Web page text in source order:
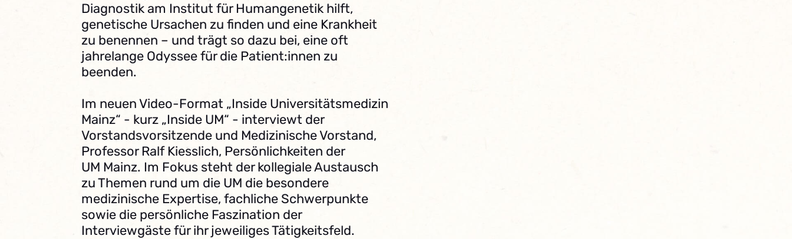
Diagnostik am Institut für Humangenetik hilft,
genetische Ursachen zu finden und eine Krankheit
zu benennen – und trägt so dazu bei, eine oft
jahrelange Odyssee für die Patient:innen zu
beenden.
Im neuen Video-Format „Inside Universitätsmedizin
Mainz“ - kurz „Inside UM“ - interviewt der
Vorstandsvorsitzende und Medizinische Vorstand,
Professor Ralf Kiesslich, Persönlichkeiten der
UM Mainz. Im Fokus steht der kollegiale Austausch
zu Themen rund um die UM die besondere
medizinische Expertise, fachliche Schwerpunkte
sowie die persönliche Faszination der
Interviewgäste für ihr jeweiliges Tätigkeitsfeld.